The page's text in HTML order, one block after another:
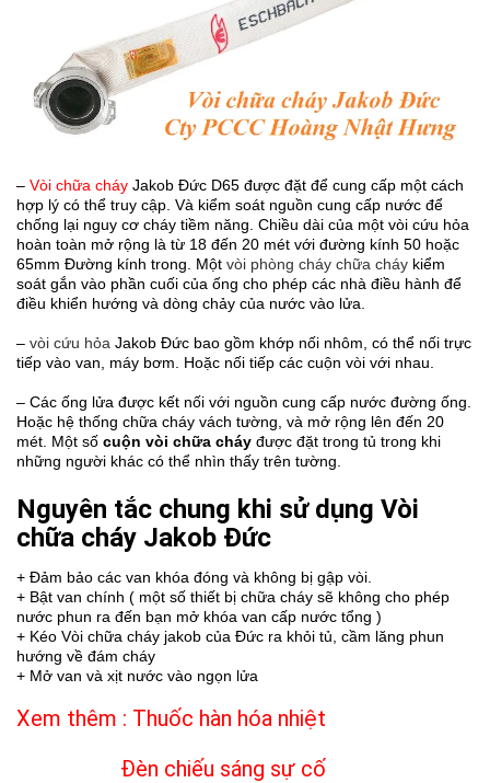
– Vòi chữa cháy Jakob Đức D65 được đặt để cung cấp một cách
hợp lý có thể truy cập. Và kiểm soát nguồn cung cấp nước để
chống lại nguy cơ cháy tiềm năng. Chiều dài của một vòi cứu hỏa
hoàn toàn mở rộng là từ 18 đến 20 mét với đường kính 50 hoặc
65mm Đường kính trong. Một vòi phòng cháy chữa cháy kiểm
soát gắn vào phần cuối của ống cho phép các nhà điều hành để
điều khiển hướng và dòng chảy của nước vào lửa.
– vòi cứu hỏa Jakob Đức bao gồm khớp nối nhôm, có thể nối trực
tiếp vào van, máy bơm. Hoặc nối tiếp các cuộn vòi với nhau.
– Các ống lửa được kết nối với nguồn cung cấp nước đường ống.
Hoặc hệ thống chữa cháy vách tường, và mở rộng lên đến 20
mét. Một số cuộn vòi chữa cháy được đặt trong tủ trong khi
những người khác có thể nhìn thấy trên tường.
Nguyên tắc chung khi sử dụng Vòi
chữa cháy Jakob Đức
+ Đảm bảo các van khóa đóng và không bị gập vòi.
+ Bật van chính ( một số thiết bị chữa cháy sẽ không cho phép
nước phun ra đến bạn mở khóa van cấp nước tổng )
+ Kéo Vòi chữa cháy jakob của Đức ra khỏi tủ, cầm lăng phun
hướng về đám cháy
+ Mở van và xịt nước vào ngọn lửa
Xem thêm : Thuốc hàn hóa nhiệt
Đèn chiếu sáng sự cố